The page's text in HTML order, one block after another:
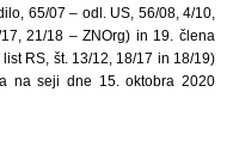
65/07 – odl. US, 56/08, 4/10,
21/18 – ZNOrg) in 19. člena
RS, št. 13/12, 18/17 in 18/19)
na seji dne 15. oktobra 2020